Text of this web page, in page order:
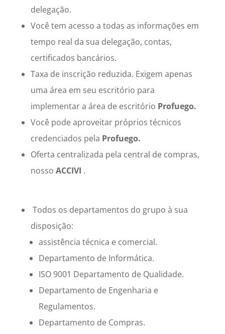
delegação.
Você tem acesso a todas as informações em
tempo real da sua delegação, contas,
certificados bancários.
Taxa de inscrição reduzida. Exigem apenas
uma área em seu escritório para
implementar a área de escritório Profuego.
Você pode aproveitar próprios técnicos
credenciados pela Profuego.
Oferta centralizada pela central de compras,
nosso ACCIVI .
Todos os departamentos do grupo à sua
disposição:
assistência técnica e comercial.
Departamento de Informática.
ISO 9001 Departamento de Qualidade.
Departamento de Engenharia e
Regulamentos.
Departamento de Compras.